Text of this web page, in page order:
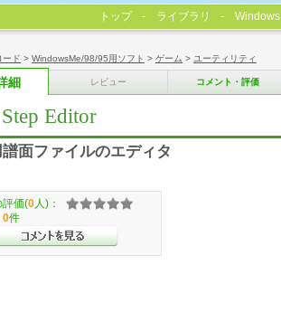
ード > WindowsMe/98/95用ソフト > ゲーム > ユーティリティ
細 レビュー コメント・評価
Editor
面ファイルのエディタ
評価(0 人)：
0件
トップ ライブラリ Windows